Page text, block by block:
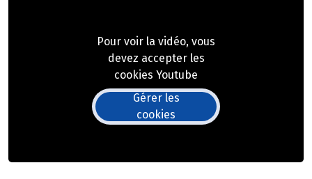
Pour voir la vidéo, vous
devez accepter les
cookies Youtube
Gérer les
cookies